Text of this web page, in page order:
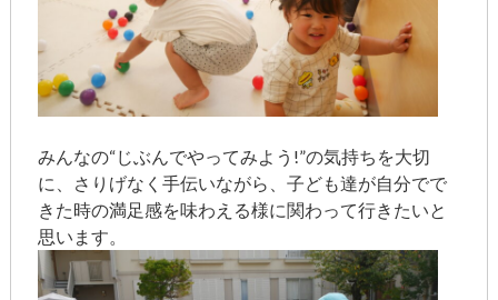
みんなの“じぶんでやってみよう!”の気持ちを大切
に、さりげなく手伝いながら、子ども達が自分でで
きた時の満足感を味わえる様に関わって行きたいと
思います。